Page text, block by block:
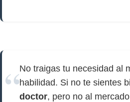
No traigas tu necesidad al
habilidad. Si no te sientes
doctor, pero no al